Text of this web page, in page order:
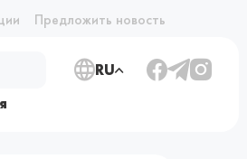
Предложить новость
RU